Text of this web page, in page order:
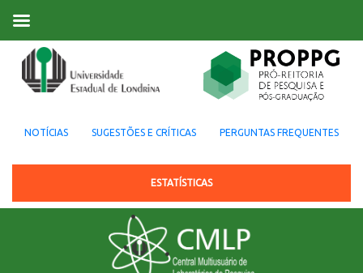
NOTÍCIAS SUGESTÕES E CRÍTICAS PERGUNTAS FREQUENTES
ESTATÍSTICAS